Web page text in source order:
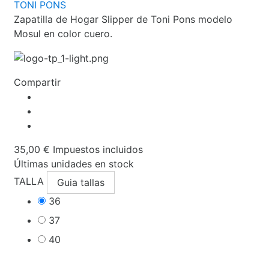
TONI PONS
Zapatilla de Hogar Slipper de Toni Pons modelo
Mosul en color cuero.
Compartir
35,00 € Impuestos incluidos
Últimas unidades en stock
TALLA
Guia tallas
36
37
40